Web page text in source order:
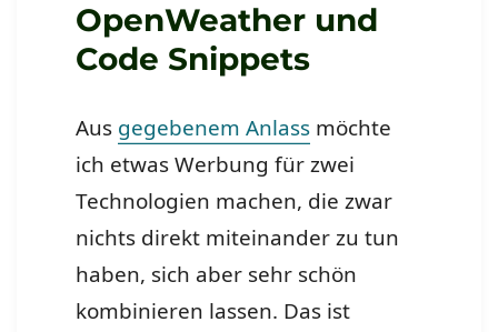
OpenWeather und
Code Snippets
Aus gegebenem Anlass möchte
ich etwas Werbung für zwei
Technologien machen, die zwar
nichts direkt miteinander zu tun
haben, sich aber sehr schön
kombinieren lassen. Das ist